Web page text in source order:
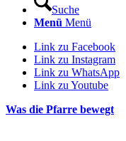
Suche
Menü Menü
Link zu Facebook
Link zu Instagram
Link zu WhatsApp
Link zu Youtube
Was die Pfarre bewegt